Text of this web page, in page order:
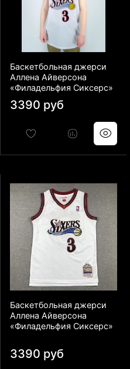
Баскетбольная джерси
Аллена Айверсона
«Филадельфия Сиксерс»
3390 руб
Баскетбольная джерси
Аллена Айверсона
«Филадельфия Сиксерс»
3390 руб